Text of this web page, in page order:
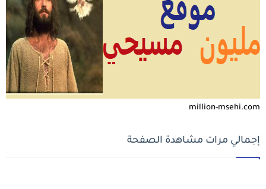
million-msehi.com
إجمالي مرات مشاهدة الصفحة